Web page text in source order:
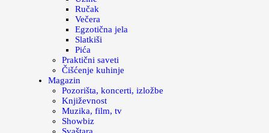
Ručak
Večera
Egzotična jela
Slatkiši
Pića
Praktični saveti
Čišćenje kuhinje
Magazin
Pozorišta, koncerti, izložbe
Književnost
Muzika, film, tv
Showbiz